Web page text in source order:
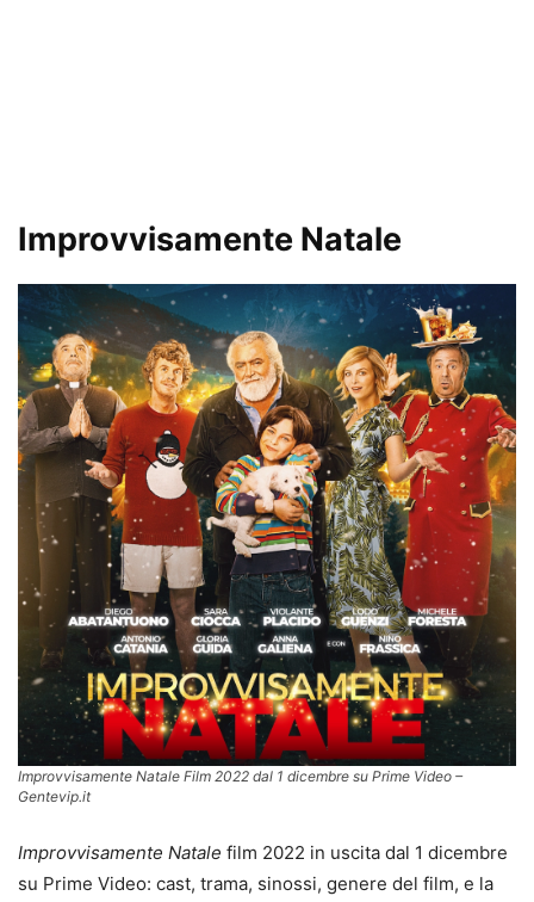
Improvvisamente Natale
Improvvisamente Natale Film 2022 dal 1 dicembre su Prime Video –
Gentevip.it
Improvvisamente Natale film 2022 in uscita dal 1 dicembre
su Prime Video: cast, trama, sinossi, genere del film, e la